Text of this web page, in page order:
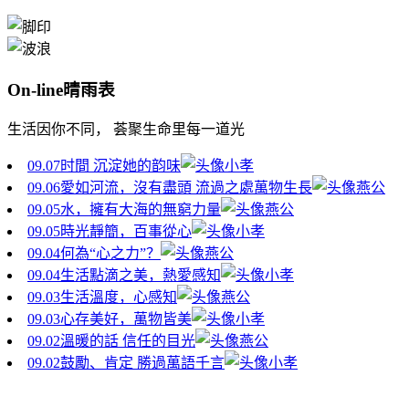
On-line晴雨表
生活因你不同， 荟聚生命里每一道光
09.07时間 沉淀她的韵味
小孝
09.06愛如河流，沒有盡頭 流過之處萬物生長
燕公
09.05水，擁有大海的無窮力量
燕公
09.05時光靜簡，百事從心
小孝
09.04何為“心之力”？
燕公
09.04生活點滴之美，熱愛感知
小孝
09.03生活溫度，心感知
燕公
09.03心存美好，萬物皆美
小孝
09.02溫暖的話 信任的目光
燕公
09.02鼓勵、肯定 勝過萬語千言 小孝